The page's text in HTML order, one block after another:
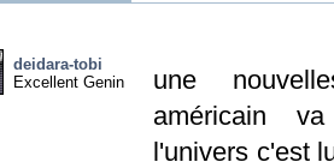
deidara-tobi
Excellent Genin
une
américain
l'univers c'est